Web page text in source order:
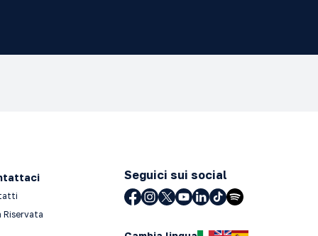
Riservata
Seguici sui social